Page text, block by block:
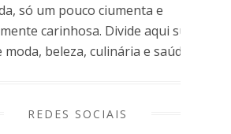
só um pouco ciumenta e
carinhosa. Divide aqui suas
moda, beleza, culinária e saúde.
REDES SOCIAIS